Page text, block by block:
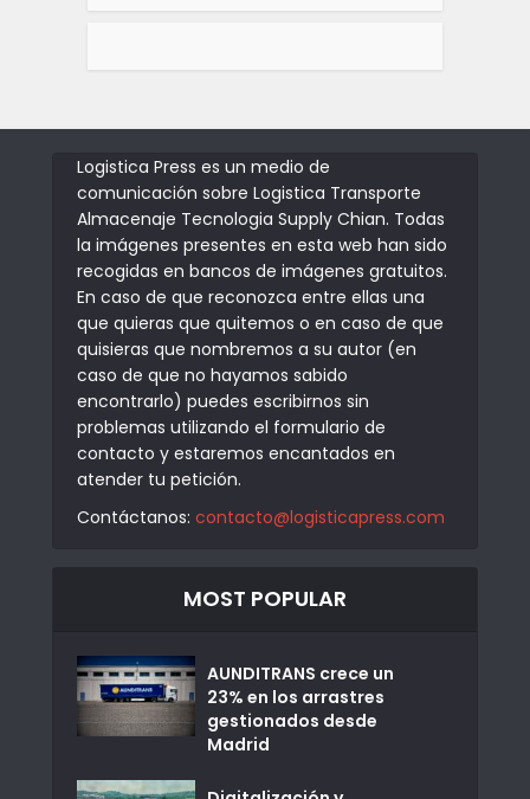
Logistica Press es un medio de
comunicación sobre Logistica Transporte
Almacenaje Tecnologia Supply Chian. Todas
la imágenes presentes en esta web han sido
recogidas en bancos de imágenes gratuitos.
En caso de que reconozca entre ellas una
que quieras que quitemos o en caso de que
quisieras que nombremos a su autor (en
caso de que no hayamos sabido
encontrarlo) puedes escribirnos sin
problemas utilizando el formulario de
contacto y estaremos encantados en
atender tu petición.
Contáctanos: contacto@logisticapress.com
MOST POPULAR
AUNDITRANS crece un
23% en los arrastres
gestionados desde
Madrid